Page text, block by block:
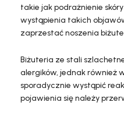
takie jak podrażnienie
wystąpienia takich
zaprzestać noszenia
Biżuteria ze stali
alergików, jednak również
sporadycznie wystąpić
pojawienia się należy